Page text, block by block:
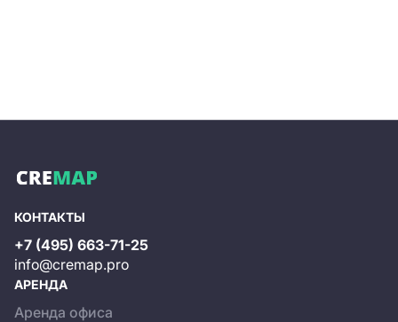
КОНТАКТЫ
+7 (495) 663-71-25
info@cremap.pro
АРЕНДА
Аренда офиса